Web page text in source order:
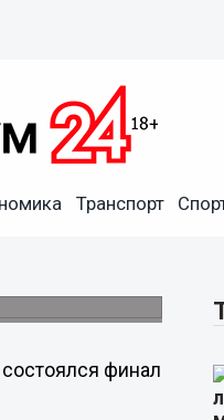
Транспорт
Мисс
финал